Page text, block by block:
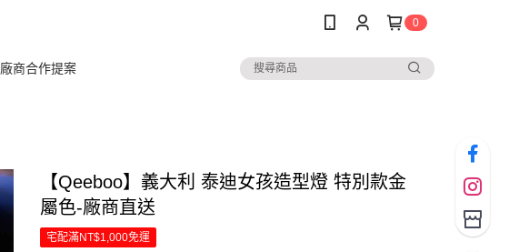
0
廠商合作提案
【Qeeboo】義大利 泰迪女孩造型燈 特別款金
屬色-廠商直送
宅配滿NT$1,000免運